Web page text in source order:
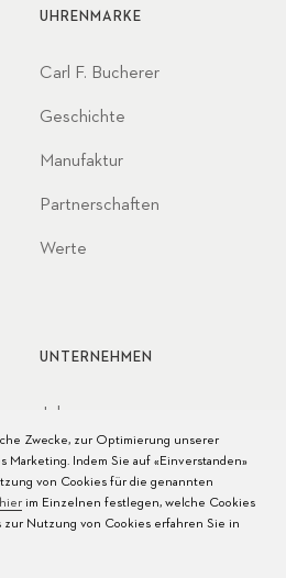
UHRENMARKE
Carl F. Bucherer
Geschichte
Manufaktur
Partnerschaften
Werte
UNTERNEHMEN
Jobs
Presse
Kontakt
Zwecke, zur Optimierung unserer
Indem Sie auf «Einverstanden»
von Cookies für die genannten
hierim Einzelnen festlegen, welche Cookies
Nutzung von Cookies erfahren Sie in